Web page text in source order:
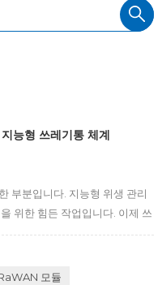
능형 쓰레기통 체계
부분입니다. 지능형 위생 관리
위한 힘든 작업입니다. 이제 쓰
관리에 대한 수요가 증가하고
지능형 상태입니다. 환경미화
지속적으로 확인해야 합니다.
모듈